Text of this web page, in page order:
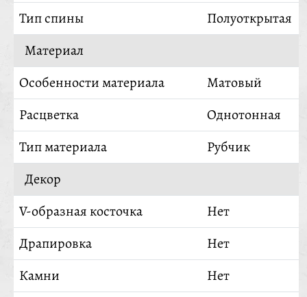
Тип спины
Полуоткрытая
Материал
Особенности материала
Матовый
Расцветка
Однотонная
Тип материала
Рубчик
Декор
V-образная косточка
Нет
Драпировка
Нет
Камни
Нет